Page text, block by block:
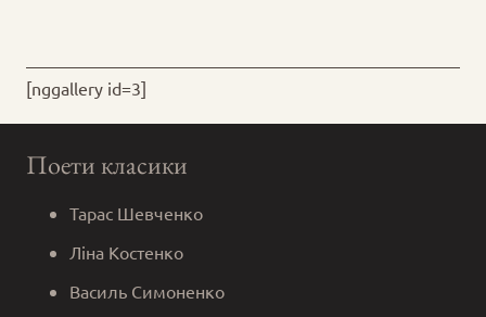
[nggallery id=3]
Поети класики
Тарас Шевченко
Ліна Костенко
Василь Симоненко